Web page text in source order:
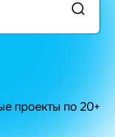
проекты по 20+